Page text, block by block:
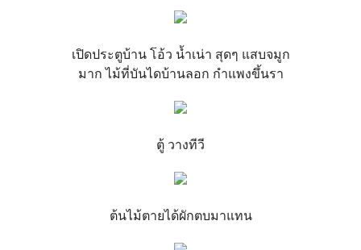
เปิดประตูบ้าน โอ้ว น้ำเน่า สุดๆ แสบจมูก
มาก ไม้ที่บันไดบ้านลอก กำแพงขึ้นรา
ตู้ วางทีวี
ต้นไม้ตายได้ผักตบมาแทน